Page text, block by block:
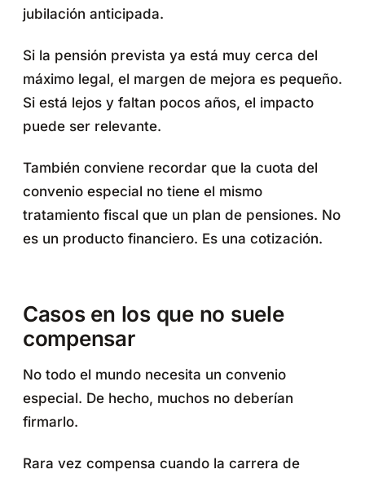
jubilación anticipada.
Si la pensión prevista ya está muy cerca del
máximo legal, el margen de mejora es pequeño.
Si está lejos y faltan pocos años, el impacto
puede ser relevante.
También conviene recordar que la cuota del
convenio especial no tiene el mismo
tratamiento fiscal que un plan de pensiones. No
es un producto financiero. Es una cotización.
Casos en los que no suele
compensar
No todo el mundo necesita un convenio
especial. De hecho, muchos no deberían
firmarlo.
Rara vez compensa cuando la carrera de